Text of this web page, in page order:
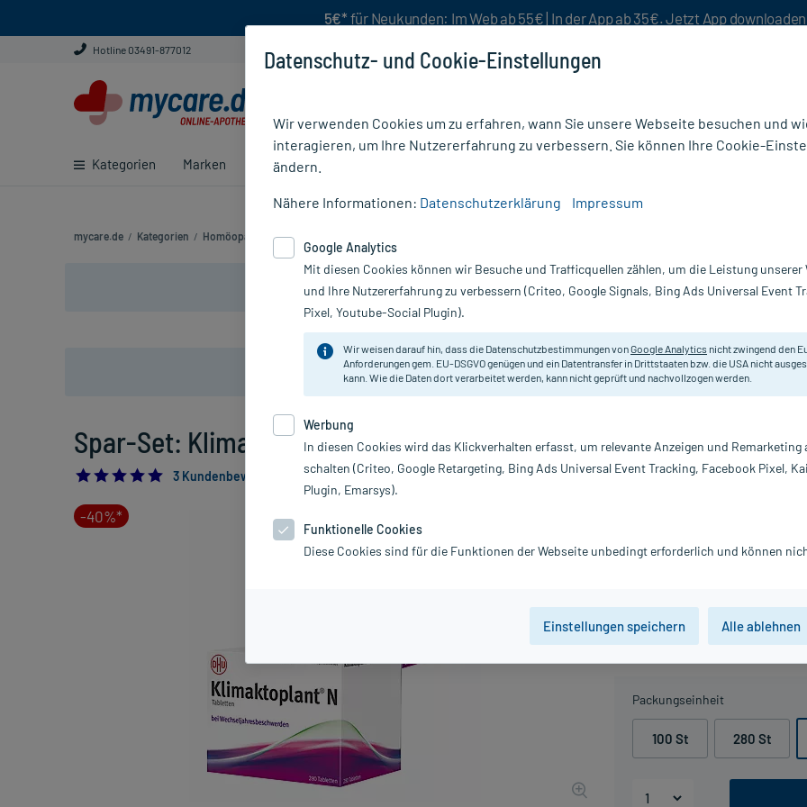
5€* für Neukunden: Im Web ab 55€ | In der App ab 35€. Jetzt App downloaden
Hotline 03491-877012
Kategorien Marken Ratgeber
mycare.de / Kategorien / Homöopathie / Komplexmittel
Nur für kurze Zeit:Gratis-Versand* ab 19€ Mindestbestellwert!
5%* Extra SofortRabattauf Spar-Sets für eingeloggte Premium
Spar-Set: Klimaktoplant N, 2x280 St
5.0
3 Kundenbewertungen*
-40%*
57,99 € UVP96,80 € 580
Packungseinheit
100 St 280 St
Homöopathisches Arzneimittel
Geschlechtsorgane. Hormonfrei.
Hersteller:
Datenschutz- und Cookie-Einstellungen
Wir verwenden Cookies um zu erfahren, wann Sie unsere Webseite besuchen und
interagieren, um Ihre Nutzererfahrung zu verbessern. Sie können Ihre Cookie-
ändern.
Nähere Informationen: Datenschutzerklärung Impressum
Google Analytics
Mit diesen Cookies können wir Besuche und Trafficquellen zählen, um die Leistung unserer
und Ihre Nutzererfahrung zu verbessern (Criteo, Google Signals, Bing Ads Universal Event
Pixel, Youtube-Social Plugin).
Wir weisen darauf hin, dass die Datenschutzbestimmungen vonGoogle Analytics nicht zwingend den
Anforderungen gem. EU-DSGVO genügen und ein Datentransfer in Drittstaaten bzw. die USA nicht
kann. Wie die Daten dort verarbeitet werden, kann nicht geprüft und nachvollzogen werden.
Werbung
In diesen Cookies wird das Klickverhalten erfasst, um relevante Anzeigen und Remarketing
schalten (Criteo, Google Retargeting, Bing Ads Universal Event Tracking, Facebook Pixel,
Plugin, Emarsys).
Funktionelle Cookies
Diese Cookies sind für die Funktionen der Webseite unbedingt erforderlich und können
Einstellungen speichern Alle ablehnen